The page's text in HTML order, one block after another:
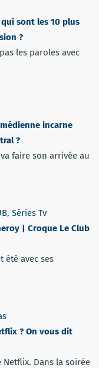
qui sont les 10 plus
?
les paroles avec
incarne
?
faire son arrivée au
, Séries Tv
| Croque Le Club
été avec ses
? On vous dit
Dans la soirée